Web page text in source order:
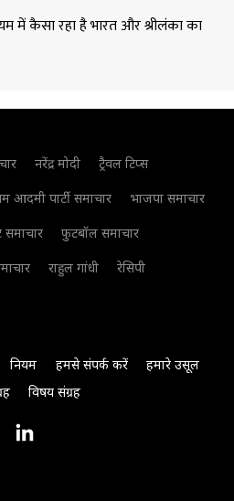
में कैसा रहा है भारत और श्रीलंका का
नरेंद्र मोदी
ट्रैवल टिप्स
आदमी पार्टी समाचार
भाजपा समाचार
समाचार
फुटबॉल समाचार
राहुल गांधी
रेसिपी
नियम हमसे संपर्क करें
हमारे उसूल
विषय संग्रह